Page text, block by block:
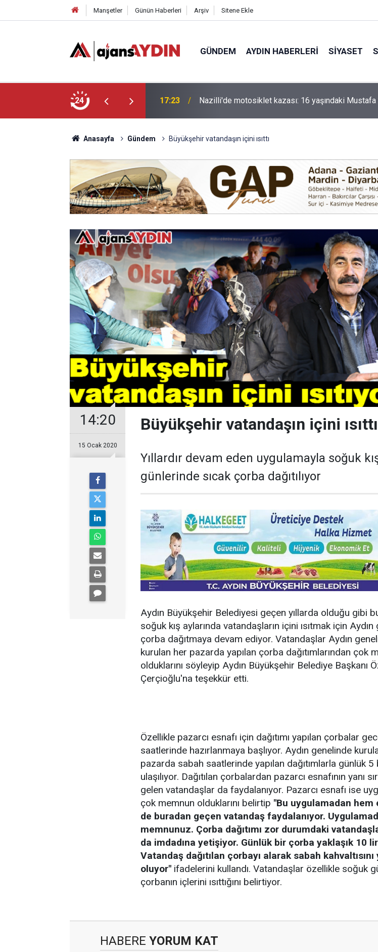
Manşetler Günün Haberleri Arşiv Sitene Ekle
GÜNDEM AYDIN HABERLERI SIYASET
24
Mustafa vefat etti 17:12 Kuyucak'ta 5 dekar kestanelik yandı
Anasayfa Gündem Büyükşehir vatandaşın içini ısıttı
14:20
15 Ocak 2020
Büyükşehir vatandaşın içini ısıttı
Yıllardır devam eden uygulamayla soğuk
günlerinde sıcak çorba dağıtılıyor
Aydın Büyükşehir Belediyesi geçen yıllarda olduğu gibi
soğuk kış aylarında vatandaşların içini ısıtmak için
çorba dağıtmaya devam ediyor. Vatandaşlar Aydın
kurulan her pazarda yapılan çorba dağıtımlarından çok
olduklarını söyleyip Aydın Büyükşehir Belediye Başkanı
Çerçioğlu'na teşekkür etti.
Özellikle pazarcı esnafı için dağıtımı yapılan çorbalar
saatlerinde hazırlanmaya başlıyor. Aydın genelinde
pazarda sabah saatlerinde yapılan dağıtımlarla günlük 5
ulaşılıyor. Dağıtılan çorbalardan pazarcı esnafının yanı
gelen vatandaşlar da faydalanıyor. Pazarcı esnafı ise
çok memnun olduklarını belirtip "Bu uygulamadan hem
de buradan geçen vatandaş faydalanıyor.
memnunuz. Çorba dağıtımı zor durumdaki
da imdadına yetişiyor. Günlük bir çorba yaklaşık 10
Vatandaş dağıtılan çorbayı alarak sabah kahvaltısını
oluyor" ifadelerini kullandı. Vatandaşlar özellikle soğuk
çorbanın içlerini ısıttığını belirtiyor.
HABERE YORUM KAT